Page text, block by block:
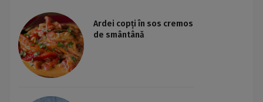
Ardei copți în sos cremos
de smântână